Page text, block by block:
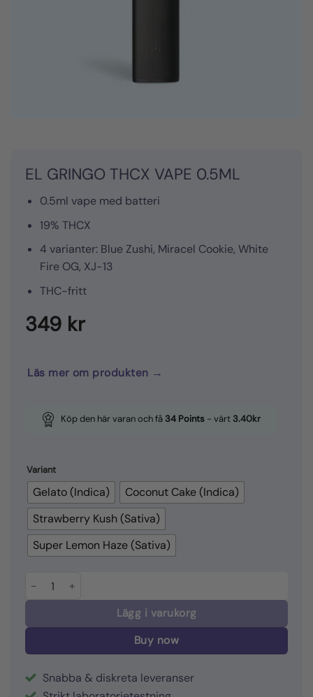
EL GRINGO THCX VAPE 0.5ML
0.5ml vape med batteri
19% THCX
4 varianter: Blue Zushi, Miracel Cookie, White
Fire OG, XJ-13
THC-fritt
349 kr
Läs mer om produkten →
Köp den här varan och få34Points- värt3.40kr
Variant
Gelato (Indica)
Coconut Cake (Indica)
Strawberry Kush (Sativa)
Super Lemon Haze (Sativa)
Lägg i varukorg
Buy now
Snabba & diskreta leveranser